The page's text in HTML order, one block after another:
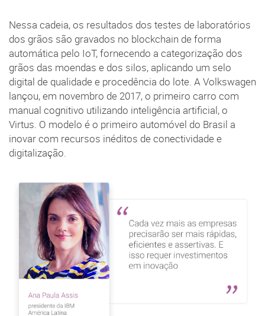
Nessa cadeia, os resultados dos testes de laboratórios
dos grãos são gravados no blockchain de forma
automática pelo IoT, fornecendo a categorização dos
grãos das moendas e dos silos, aplicando um selo
digital de qualidade e procedência do lote. A Volkswagen
lançou, em novembro de 2017, o primeiro carro com
manual cognitivo utilizando inteligência artificial, o
Virtus. O modelo é o primeiro automóvel do Brasil a
inovar com recursos inéditos de conectividade e
digitalização.